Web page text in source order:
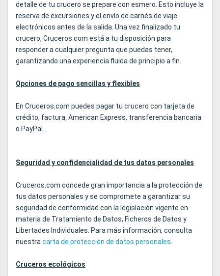
detalle de tu crucero se prepare con esmero. Esto incluye la
reserva de excursiones y el envío de carnés de viaje
electrónicos antes de la salida. Una vez finalizado tu
crucero, Cruceros.com está a tu disposición para
responder a cualquier pregunta que puedas tener,
garantizando una experiencia fluida de principio a fin.
Opciones de pago sencillas y flexibles
En Cruceros.com puedes pagar tu crucero con tarjeta de
crédito, factura, American Express, transferencia bancaria
o PayPal.
Seguridad y confidencialidad de tus datos personales
Cruceros.com concede gran importancia a la protección de
tus datos personales y se compromete a garantizar su
seguridad de conformidad con la legislación vigente en
materia de Tratamiento de Datos, Ficheros de Datos y
Libertades Individuales. Para más información, consulta
nuestra carta de protección de datos personales
Cruceros ecológicos